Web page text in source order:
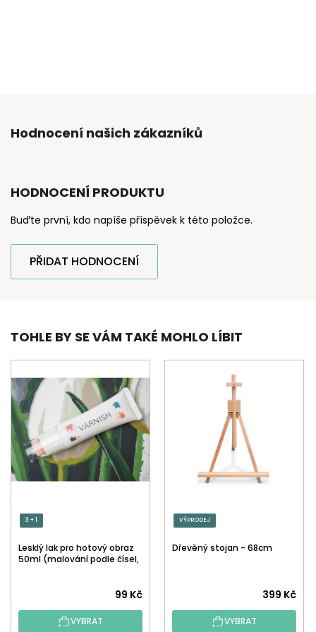
Hodnocení našich zákazníků
HODNOCENÍ PRODUKTU
Buďte první, kdo napíše příspěvek k této položce.
PŘIDAT HODNOCENÍ
TOHLE BY SE VÁM TAKÉ MOHLO LÍBIT
3 + 1
Lesklý lak pro hotový obraz
50ml (malování podle čísel,
hodnocení
produktu
99 Kč
VYBRAT
VÝPRODEJ
Dřevěný stojan - 68cm
399 Kč
VYBRAT